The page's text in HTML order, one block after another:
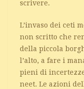
scrivere.
L’invaso dei ceti
non scritto che
della piccola
l’alto, a fare i
pieni di
neet. Le azioni